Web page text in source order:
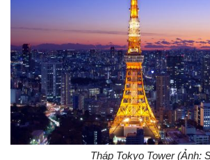
Tháp Tokyo Tower (Ảnh: